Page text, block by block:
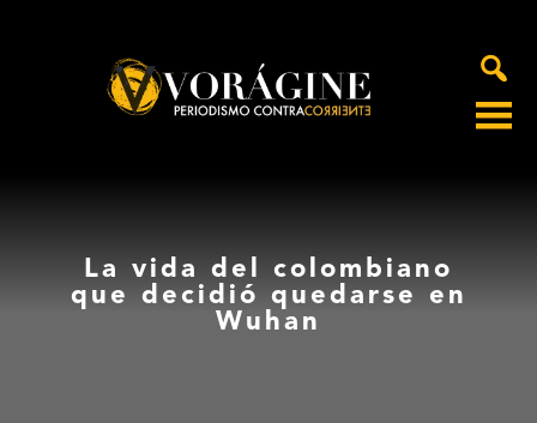
La vida del colombiano
que decidió quedarse en
Wuhan